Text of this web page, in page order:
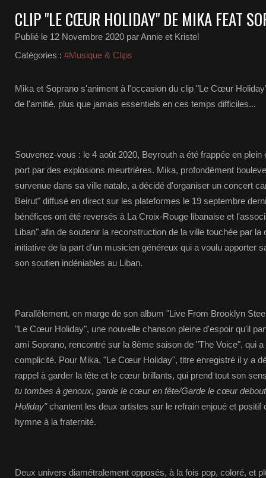
CLIP "LE CŒUR HOLIDAY" DE MIKA FEAT
Publié le 12 Novembre 2020 par Annie et Kristel
Catégories : #Musique & Clips
Mika et Soprano s'animent à l'occasion du clip "Le Cœur
de l'amitié, plus que jamais essentiels en ces temps difficiles...
Souvenez-vous : le 4 août 2020, Beyrouth a été frappée en
port par des explosions meurtrières. Mika, profondément
survenue dans sa ville natale, a décidé d'organiser un concert
Beirut" diffusé en direct sur les plateformes le 19 septembre
bénéfices ont été reversés à La Croix-Rouge libanaise et
Liban" afin de soutenir la reconstruction de la ville touchée par
initiative de la part d'un musicien généreux qui a voulu apporter
son soutien indéniables au Liban.
Parallèlement, en marge de son album "Live From Brooklyn
"Le Cœur Holiday", une nouvelle chanson pleine d'espoir qu'il
ami Soprano, rencontré sur la 8ème saison de "The Voice", qui
complicité. Pour Mika, "Le Cœur Holiday", titre enregistré il y a
rappel à garder la tête et le cœur brillants, qui prend tout son
tu tombes à genoux, garde le cœur en fête/Garde le cœur
Holiday"chantent les deux artistes sur le refrain enjoué et positif
hymne à la fraternité.
Deux univers diamétralement opposés, à la fois pop, coloré, et